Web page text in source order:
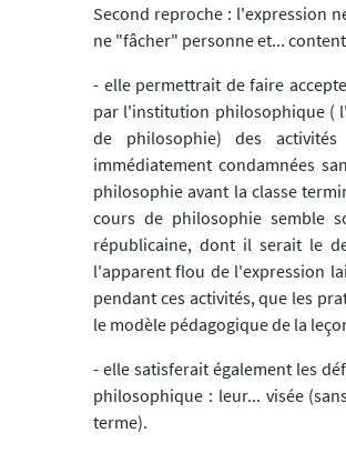
Second reproche : l'expression
ne "fâcher" personne et...
- elle permettrait de faire
par l'institution philosophique (
de philosophie) des
immédiatement condamnées
philosophie avant la classe
cours de philosophie semble
républicaine, dont il serait le
l'apparent flou de l'expression
pendant ces activités, que les
le modèle pédagogique de la
- elle satisferait également les
philosophique : leur... visée
terme).